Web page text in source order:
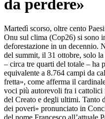
da perdere»
Martedì scorso, oltre cento
Onu sul clima (Cop26) si sono
deforestazione in un decennio.
del summit, il 31 ottobre, solo
– circa tre quarti del totale – ha
equivalente a 8.764 campi da
fretta», come afferma il
voci più autorevoli fra i cattolici
del Creato e degli ultimi. Tanto
dei poveri» pronunciato in
del nome Francesco all’attuale